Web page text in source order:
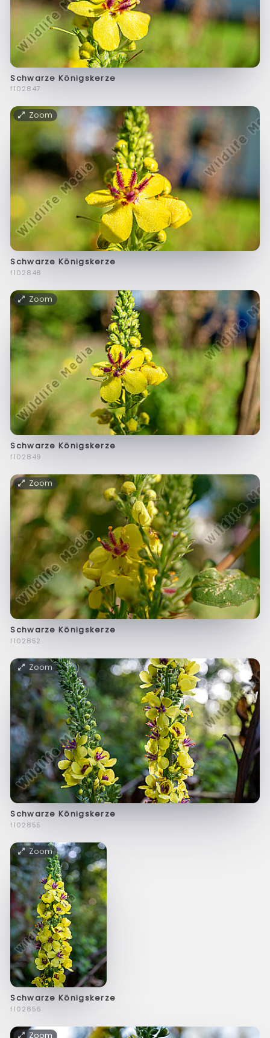
Schwarze Königskerze
f102847
Zoom
Schwarze Königskerze
f102848
Zoom
Schwarze Königskerze
f102849
Zoom
Schwarze Königskerze
f102852
Zoom
Schwarze Königskerze
f102855
Zoom
Schwarze Königskerze
f102856
Zoom